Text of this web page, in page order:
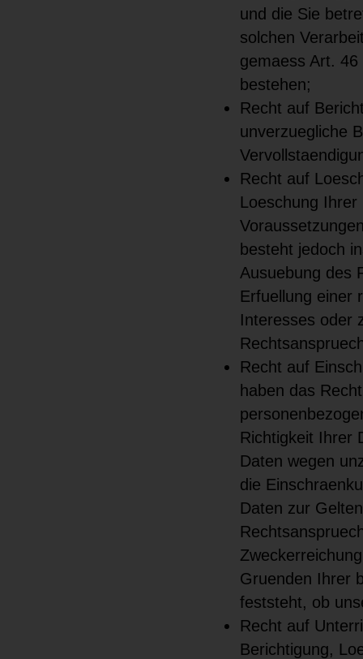
und die Sie
solchen
gemaess Art.
bestehen;
Recht auf
unverzuegliche
Recht auf
Loeschung
besteht jedoch
Ausuebung des
Erfuellung einer
Interesses oder
Recht auf
haben das
Richtigkeit Ihrer
Daten wegen
die
Daten zur
Gruenden Ihrer
feststeht, ob
Recht auf
Berichtigung,